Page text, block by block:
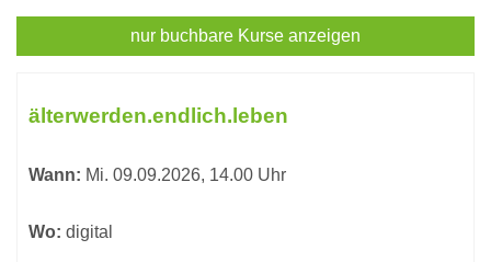
Bereichnur buchbare Kurse anzeigen
Tabellenüberschriften
werden.
älterwerden.endlich.leben
Wann: Mi. 09.09.2026, 14.00 Uhr
Wo: digital